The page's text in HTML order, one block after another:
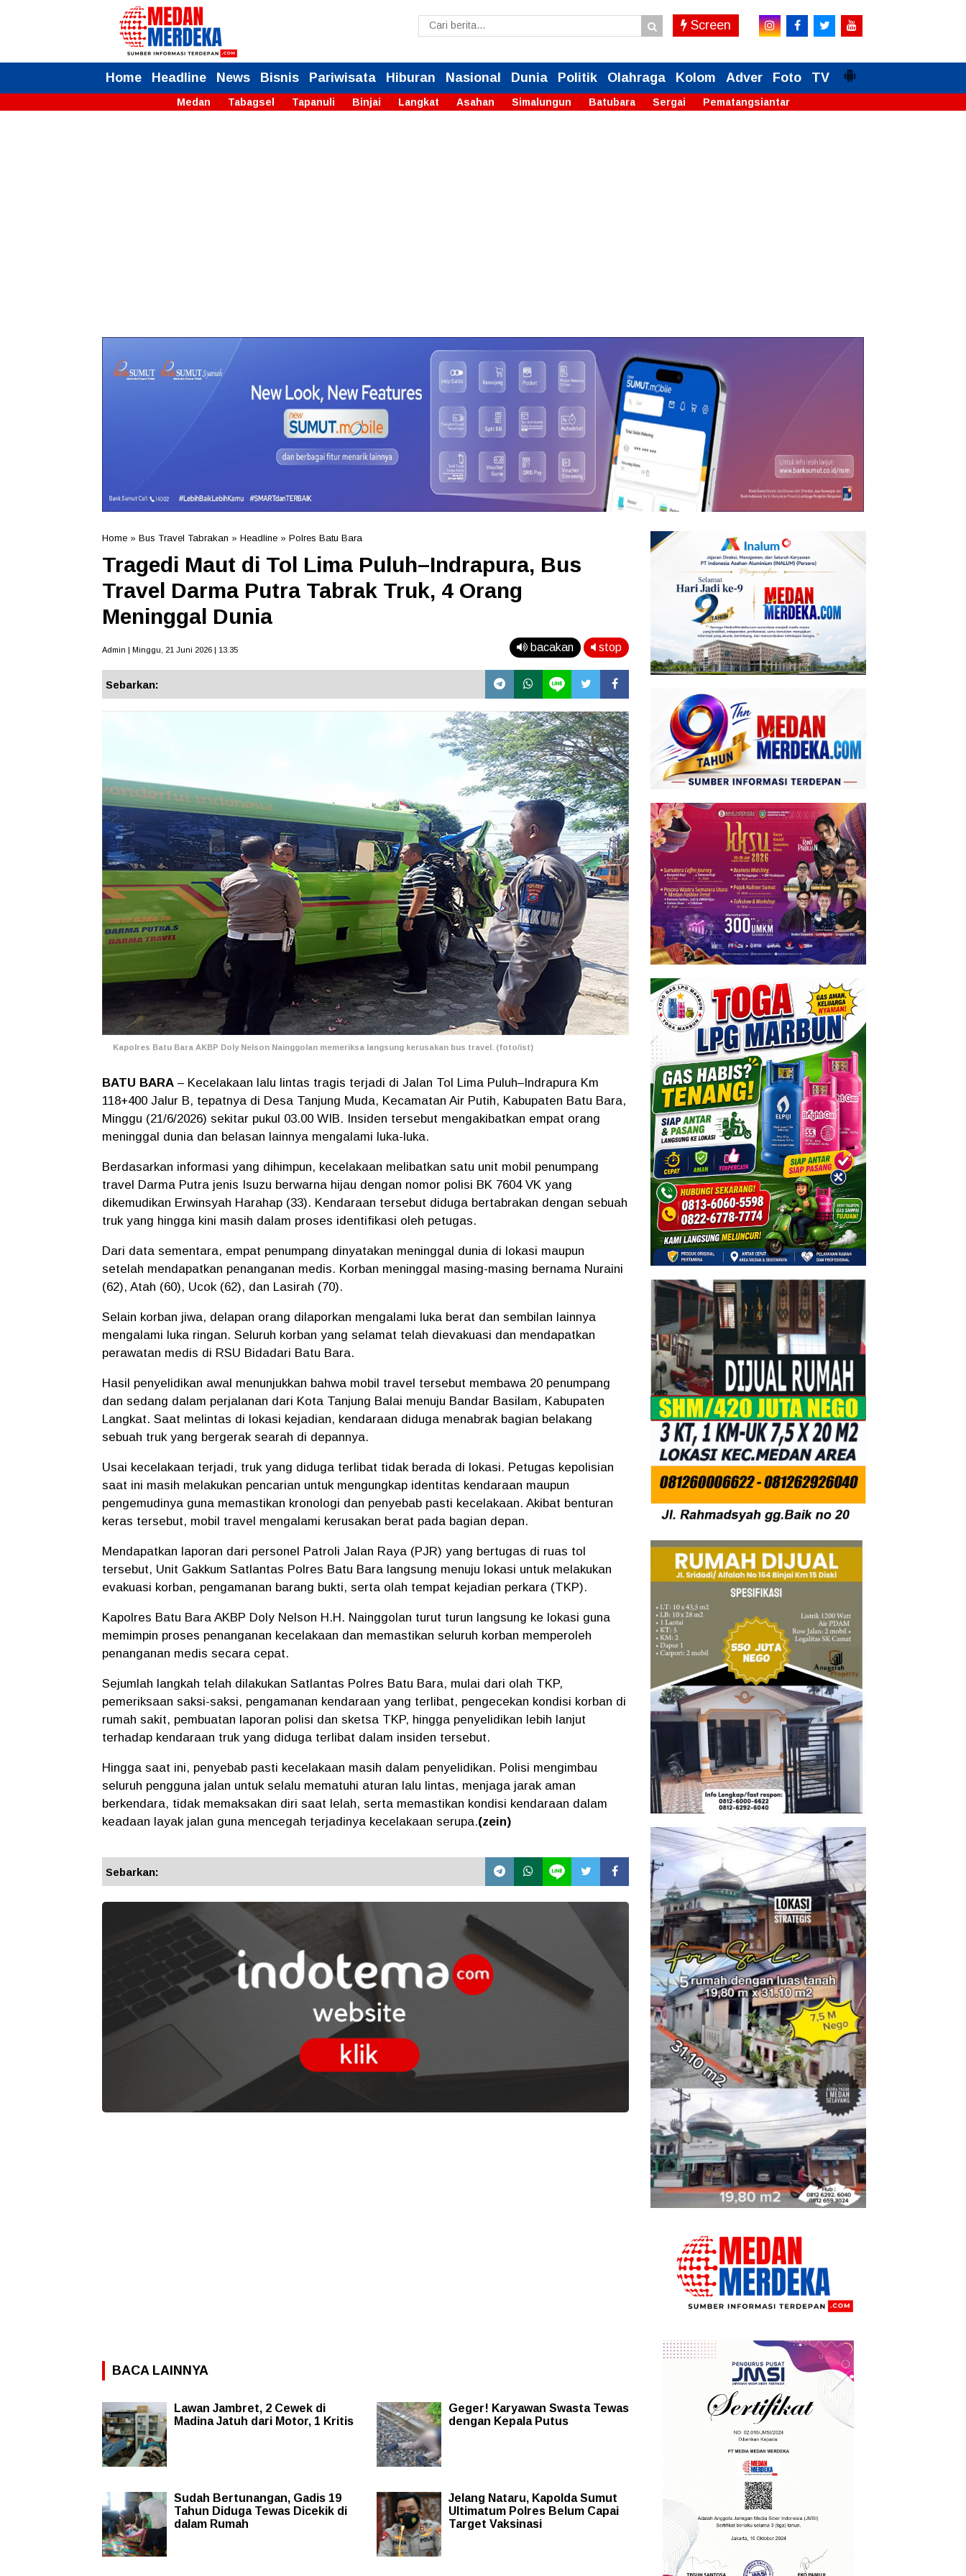
Screen
Home Headline News Bisnis Pariwisata Hiburan Nasional Dunia Politik Olahraga Kolom Adver Foto TV
Medan Tabagsel Tapanuli Binjai Langkat Asahan Simalungun Batubara Sergai Pematangsiantar
Home » Bus Travel Tabrakan » Headline » Polres Batu Bara
Tragedi Maut di Tol Lima Puluh–Indrapura, Bus
Travel Darma Putra Tabrak Truk, 4 Orang
Meninggal Dunia
Admin | Minggu, 21 Juni 2026 | 13.35 bacakan stop
Sebarkan:
Kapolres Batu Bara AKBP Doly Nelson Nainggolan memeriksa langsung kerusakan bus travel. (foto/ist)
BATU BARA – Kecelakaan lalu lintas tragis terjadi di Jalan Tol Lima Puluh–Indrapura Km
118+400 Jalur B, tepatnya di Desa Tanjung Muda, Kecamatan Air Putih, Kabupaten Batu Bara,
Minggu (21/6/2026) sekitar pukul 03.00 WIB. Insiden tersebut mengakibatkan empat orang
meninggal dunia dan belasan lainnya mengalami luka-luka.
Berdasarkan informasi yang dihimpun, kecelakaan melibatkan satu unit mobil penumpang
travel Darma Putra jenis Isuzu berwarna hijau dengan nomor polisi BK 7604 VK yang
dikemudikan Erwinsyah Harahap (33). Kendaraan tersebut diduga bertabrakan dengan sebuah
truk yang hingga kini masih dalam proses identifikasi oleh petugas.
Dari data sementara, empat penumpang dinyatakan meninggal dunia di lokasi maupun
setelah mendapatkan penanganan medis. Korban meninggal masing-masing bernama Nuraini
(62), Atah (60), Ucok (62), dan Lasirah (70).
Selain korban jiwa, delapan orang dilaporkan mengalami luka berat dan sembilan lainnya
mengalami luka ringan. Seluruh korban yang selamat telah dievakuasi dan mendapatkan
perawatan medis di RSU Bidadari Batu Bara.
Hasil penyelidikan awal menunjukkan bahwa mobil travel tersebut membawa 20 penumpang
dan sedang dalam perjalanan dari Kota Tanjung Balai menuju Bandar Basilam, Kabupaten
Langkat. Saat melintas di lokasi kejadian, kendaraan diduga menabrak bagian belakang
sebuah truk yang bergerak searah di depannya.
Usai kecelakaan terjadi, truk yang diduga terlibat tidak berada di lokasi. Petugas kepolisian
saat ini masih melakukan pencarian untuk mengungkap identitas kendaraan maupun
pengemudinya guna memastikan kronologi dan penyebab pasti kecelakaan. Akibat benturan
keras tersebut, mobil travel mengalami kerusakan berat pada bagian depan.
Mendapatkan laporan dari personel Patroli Jalan Raya (PJR) yang bertugas di ruas tol
tersebut, Unit Gakkum Satlantas Polres Batu Bara langsung menuju lokasi untuk melakukan
evakuasi korban, pengamanan barang bukti, serta olah tempat kejadian perkara (TKP).
Kapolres Batu Bara AKBP Doly Nelson H.H. Nainggolan turut turun langsung ke lokasi guna
memimpin proses penanganan kecelakaan dan memastikan seluruh korban memperoleh
penanganan medis secara cepat.
Sejumlah langkah telah dilakukan Satlantas Polres Batu Bara, mulai dari olah TKP,
pemeriksaan saksi-saksi, pengamanan kendaraan yang terlibat, pengecekan kondisi korban di
rumah sakit, pembuatan laporan polisi dan sketsa TKP, hingga penyelidikan lebih lanjut
terhadap kendaraan truk yang diduga terlibat dalam insiden tersebut.
Hingga saat ini, penyebab pasti kecelakaan masih dalam penyelidikan. Polisi mengimbau
seluruh pengguna jalan untuk selalu mematuhi aturan lalu lintas, menjaga jarak aman
berkendara, tidak memaksakan diri saat lelah, serta memastikan kondisi kendaraan dalam
keadaan layak jalan guna mencegah terjadinya kecelakaan serupa.(zein)
Sebarkan:
BACA LAINNYA
Lawan Jambret, 2 Cewek di
Madina Jatuh dari Motor, 1 Kritis
Geger! Karyawan Swasta Tewas
dengan Kepala Putus
Sudah Bertunangan, Gadis 19
Tahun Diduga Tewas Dicekik di
dalam Rumah
Jelang Nataru, Kapolda Sumut
Ultimatum Polres Belum Capai
Target Vaksinasi